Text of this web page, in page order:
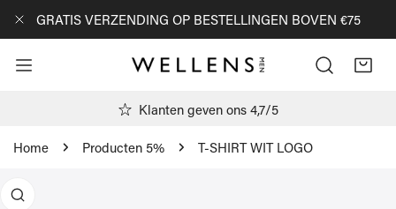
NAAR ARTIKEL
GRATIS VERZENDING OP BESTELLINGEN BOVEN €75
Klanten geven ons 4,7/5
Home Producten 5% T-SHIRT WIT LOGO